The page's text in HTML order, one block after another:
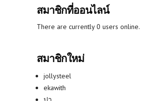
สมาชิกที่ออนไลน์
There are currently 0 users online.
สมาชิกใหม่
jollysteel
ekawith